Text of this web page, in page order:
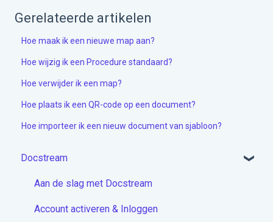
Gerelateerde artikelen
Hoe maak ik een nieuwe map aan?
Hoe wijzig ik een Procedure standaard?
Hoe verwijder ik een map?
Hoe plaats ik een QR-code op een document?
Hoe importeer ik een nieuw document van sjabloon?
Docstream
Aan de slag met Docstream
Account activeren & Inloggen